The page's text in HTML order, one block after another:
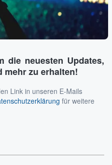
die neuesten Updates,
mehr zu erhalten!
Link in unseren E-Mails
für weitere